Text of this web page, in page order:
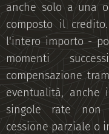
anche solo a una
composto il
l'intero importo -
momenti
compensazione
eventualità, anche
singole rate non
cessione parziale o